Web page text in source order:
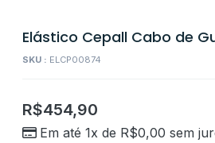
Elástico Cepall Cabo de
SKU : ELCP00874
R$454,90
Em até 1x de R$0,00 sem